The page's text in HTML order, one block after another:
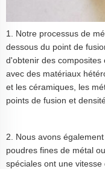
1. Notre processus de
dessous du point de
d'obtenir des composites
avec des matériaux
et les céramiques, les
points de fusion et
2. Nous avons
poudres fines de métal
spéciales ont une